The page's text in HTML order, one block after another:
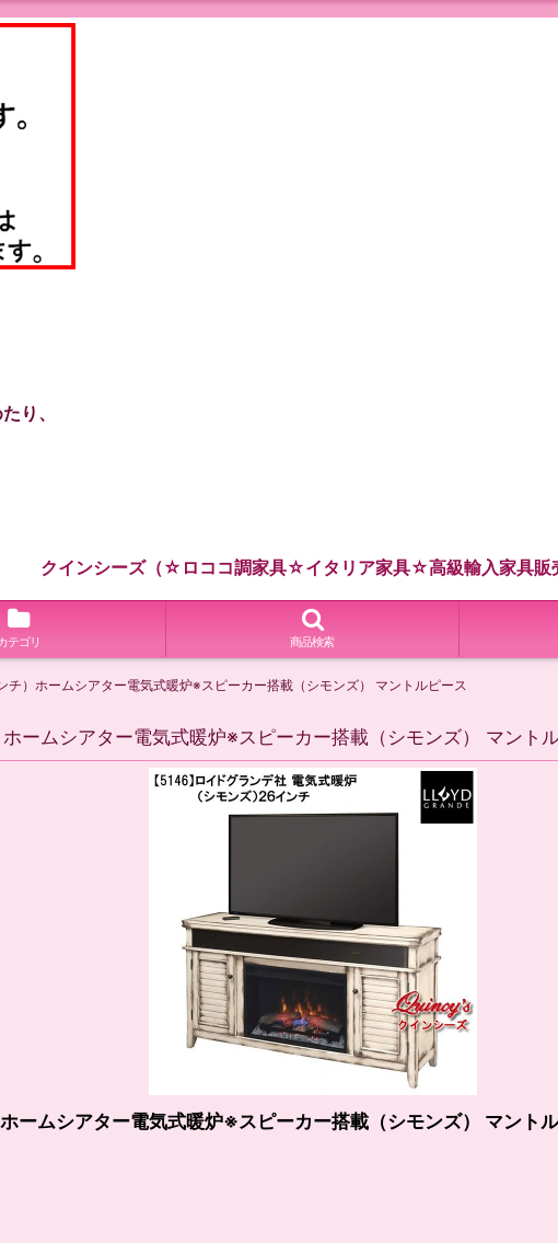
り、
クインシーズ（☆ロココ調家具☆イタリア家具☆高級輸入家具販
テゴリ 商品検索
）ホームシアター電気式暖炉※スピーカー搭載（シモンズ） マントルピース
ームシアター電気式暖炉※スピーカー搭載（シモンズ） マント
ームシアター電気式暖炉※スピーカー搭載（シモンズ） マント